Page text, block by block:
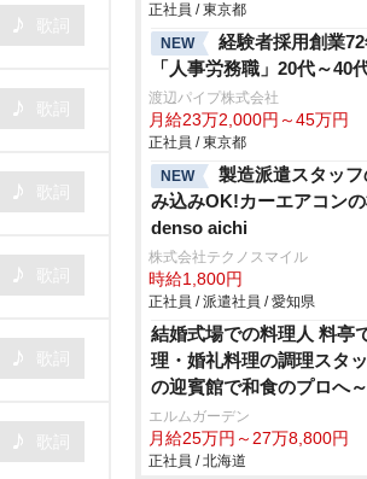
正社員 / 東京都
NEW
経験者採用創業
「人事労務職」20代～40
渡辺パイプ株式会社
月給23万2,000円～45万円
正社員 / 東京都
NEW
製造派遣スタッ
み込みOK!カーエアコン
denso aichi
株式会社テクノスマイル
時給1,800円
正社員 / 派遣社員 / 愛知県
結婚式場での料理人 料亭
理・婚礼料理の調理スタ
の迎賓館で和食のプロへ～
エルムガーデン
月給25万円～27万8,800円
正社員 / 北海道